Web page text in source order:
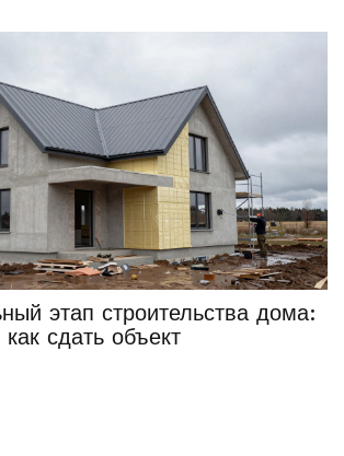
этап строительства дома:
сдать объект